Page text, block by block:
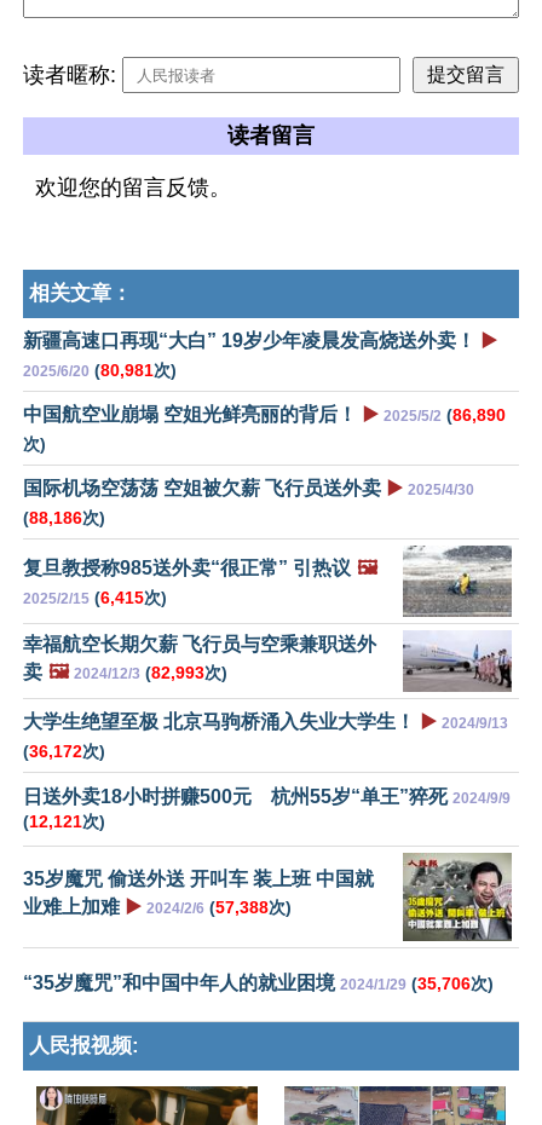
读者暱称:
读者留言
欢迎您的留言反馈。
相关文章：
新疆高速口再现“大白” 19岁少年凌晨发高烧送外卖！ ▶️
2025/6/20 (80,981次)
中国航空业崩塌 空姐光鲜亮丽的背后！ ▶️ 2025/5/2 (86,890
次)
国际机场空荡荡 空姐被欠薪 飞行员送外卖 ▶️ 2025/4/30
(88,186次)
复旦教授称985送外卖“很正常” 引热议 🖼️
2025/2/15 (6,415次)
幸福航空长期欠薪 飞行员与空乘兼职送外
卖 🖼️ 2024/12/3 (82,993次)
大学生绝望至极 北京马驹桥涌入失业大学生！ ▶️ 2024/9/13
(36,172次)
日送外卖18小时拼赚500元 杭州55岁“单王”猝死 2024/9/9
(12,121次)
35岁魔咒 偷送外送 开叫车 装上班 中国就
业难上加难 ▶️ 2024/2/6 (57,388次)
“35岁魔咒”和中国中年人的就业困境 2024/1/29 (35,706次)
人民报视频: